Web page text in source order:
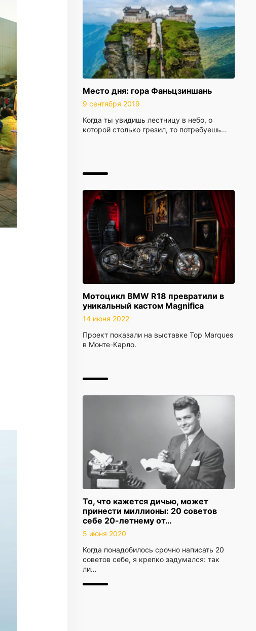
Место дня: гора Фаньцзиншань
9 сентября 2019
Когда ты увидишь лестницу в небо, о
которой столько грезил, то потребуешь…
Мотоцикл BMW R18 превратили в
уникальный кастом Magnifica
14 июня 2022
Проект показали на выставке Top Marques
в Монте-Карло.
То, что кажется дичью, может
принести миллионы: 20 советов
себе 20-летнему от…
5 июня 2020
Когда понадобилось срочно написать 20
советов себе, я крепко задумался: так
ли…